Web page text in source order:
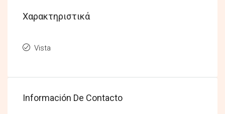
Χαρακτηριστικά
Vista
Información De Contacto